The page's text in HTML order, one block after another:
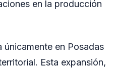
en la producción
únicamente en Posadas
Esta expansión,